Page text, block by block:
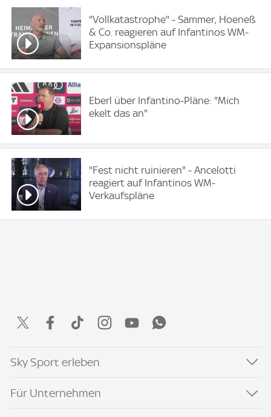
"Vollkatastrophe" - Sammer, Hoeneß
& Co. reagieren auf Infantinos WM-
Expansionspläne
Eberl über Infantino-Pläne: "Mich
ekelt das an"
"Fest nicht ruinieren" - Ancelotti
reagiert auf Infantinos WM-
Verkaufspläne
Sky Sport erleben
Für Unternehmen